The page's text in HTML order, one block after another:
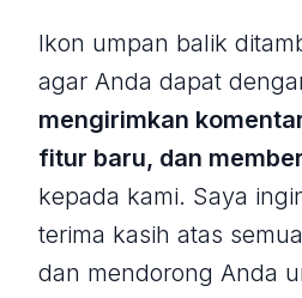
Ikon umpan balik
agar Anda dapat
mengirimkan
fitur baru, dan
kepada kami. Saya
terima kasih atas
dan mendorong Anda